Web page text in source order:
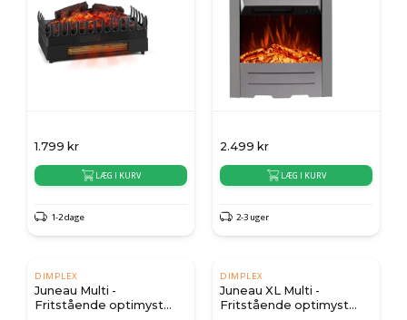
1.799 kr
LÆG I KURV
1-2 dage
2.499 kr
LÆG I KURV
2-3 uger
DIMPLEX
Juneau Multi -
Fritstående optimyst
DIMPLEX
Juneau XL Multi -
Fritstående optimyst